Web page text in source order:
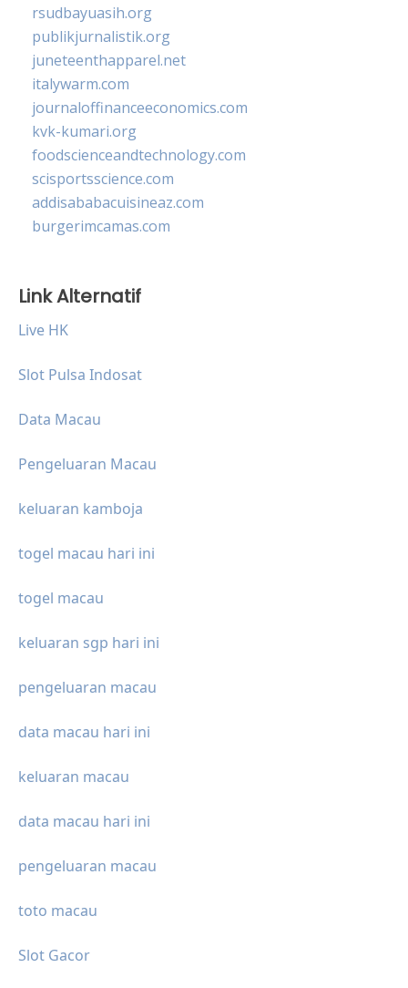
rsudbayuasih.org
publikjurnalistik.org
juneteenthapparel.net
italywarm.com
journaloffinanceeconomics.com
kvk-kumari.org
foodscienceandtechnology.com
scisportsscience.com
addisababacuisineaz.com
burgerimcamas.com
Link Alternatif
Live HK
Slot Pulsa Indosat
Data Macau
Pengeluaran Macau
keluaran kamboja
togel macau hari ini
togel macau
keluaran sgp hari ini
pengeluaran macau
data macau hari ini
keluaran macau
data macau hari ini
pengeluaran macau
toto macau
Slot Gacor